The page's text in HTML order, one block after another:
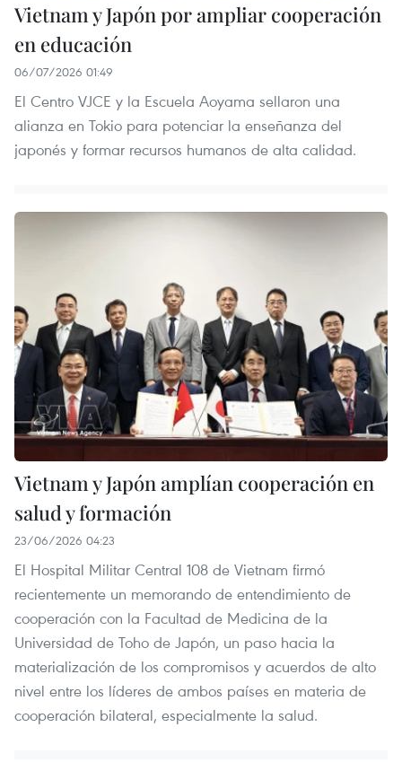
Vietnam y Japón por ampliar cooperación
en educación
06/07/2026 01:49
El Centro VJCE y la Escuela Aoyama sellaron una
alianza en Tokio para potenciar la enseñanza del
japonés y formar recursos humanos de alta calidad.
Vietnam y Japón amplían cooperación en
salud y formación
23/06/2026 04:23
El Hospital Militar Central 108 de Vietnam firmó
recientemente un memorando de entendimiento de
cooperación con la Facultad de Medicina de la
Universidad de Toho de Japón, un paso hacia la
materialización de los compromisos y acuerdos de alto
nivel entre los líderes de ambos países en materia de
cooperación bilateral, especialmente la salud.